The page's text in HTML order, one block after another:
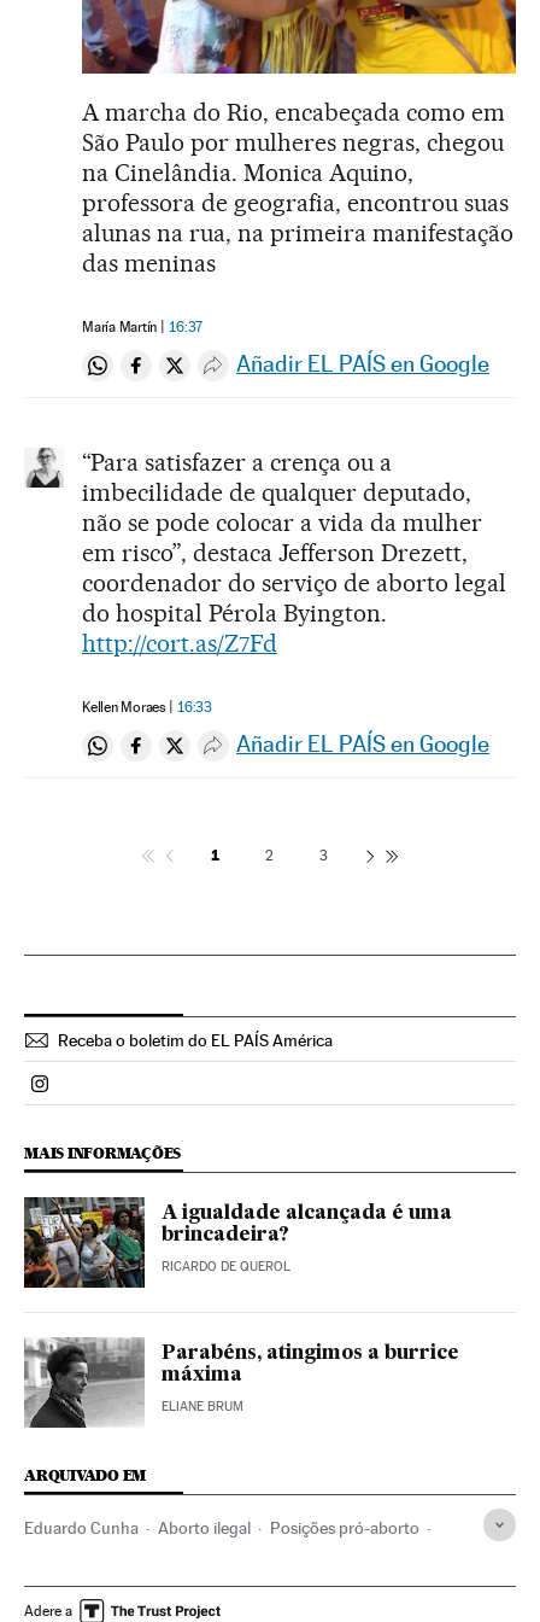
A marcha do Rio, encabeçada como em
São Paulo por mulheres negras, chegou
na Cinelândia. Monica Aquino,
professora de geografia, encontrou suas
alunas na rua, na primeira manifestação
das meninas
María Martín 16:37
Compartir en Whatsapp
Compartir en Facebook
Compartir en Twitter
Desplegar Redes Sociales
Añadir EL PAÍS en Google
“Para satisfazer a crença ou a
imbecilidade de qualquer deputado,
não se pode colocar a vida da mulher
em risco”, destaca Jefferson Drezett,
coordenador do serviço de aborto legal
do hospital Pérola Byington.
http://cort.as/Z7Fd
Kellen Moraes 16:33
Compartir en Whatsapp
Compartir en Facebook
Compartir en Twitter
Desplegar Redes Sociales
Añadir EL PAÍS en Google
1 2 3
Receba o boletim do EL PAÍS América
Politica El País Brasil en Instagram
MAIS INFORMAÇÕES
A igualdade alcançada é uma
brincadeira?
RICARDO DE QUEROL
Parabéns, atingimos a burrice
máxima
ELIANE BRUM
ARQUIVADO EM
Eduardo Cunha Aborto ilegal Posições pró-aborto
Feminismo Estado São Paulo
Adere a